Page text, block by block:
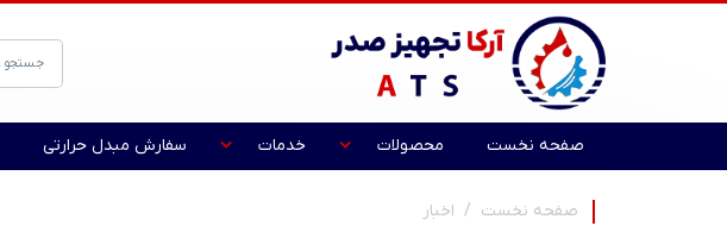
صفحه نخست محصولات خدمات سفارش مبدل حرارتی
صفحه نخست اخبار